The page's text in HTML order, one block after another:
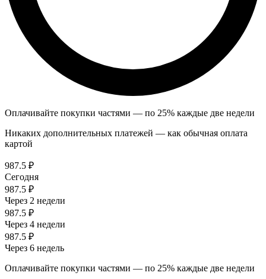
Оплачивайте покупки частями — по 25% каждые две недели
Никаких дополнительных платежей — как обычная оплата
картой
987.5 ₽
Сегодня
987.5 ₽
Через 2 недели
987.5 ₽
Через 4 недели
987.5 ₽
Через 6 недель
Оплачивайте покупки частями — по 25% каждые две недели